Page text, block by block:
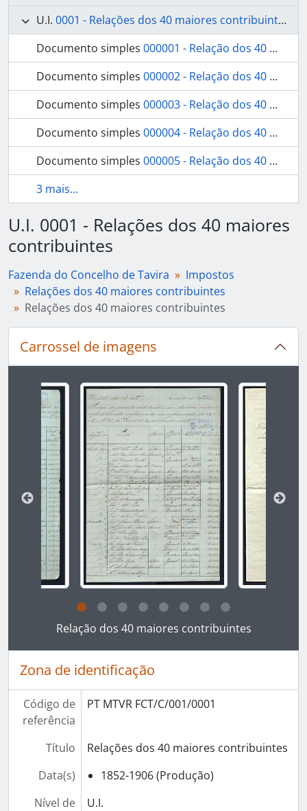
U.I. 0001 - Relações dos 40 maiores contribuintes
Documento simples 000001 - Relação dos 40 maiores contribuintes
Documento simples 000002 - Relação dos 40 maiores contribuintes
Documento simples 000003 - Relação dos 40 maiores contribuintes
Documento simples 000004 - Relação dos 40 maiores contribuintes
Documento simples 000005 - Relação dos 40 maiores contribuintes
3 mais...
U.I. 0001 - Relações dos 40 maiores
contribuintes
Fazenda do Concelho de Tavira
Impostos
Relações dos 40 maiores contribuintes
Relações dos 40 maiores contribuintes
Carrossel de imagens
Ao alterar o slide atual deste carrossel, o título da
Ao clicar no link deste título da descrição a
Relação dos 40 maiores contribuintes
Zona de identificação
Código de
referência
PT MTVR FCT/C/001/0001
Título
Relações dos 40 maiores contribuintes
Data(s)
1852-1906 (Produção)
Nível de
U.I.